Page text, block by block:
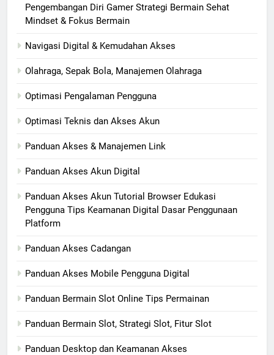
Pengembangan Diri Gamer Strategi Bermain Sehat
Mindset & Fokus Bermain
Navigasi Digital & Kemudahan Akses
Olahraga, Sepak Bola, Manajemen Olahraga
Optimasi Pengalaman Pengguna
Optimasi Teknis dan Akses Akun
Panduan Akses & Manajemen Link
Panduan Akses Akun Digital
Panduan Akses Akun Tutorial Browser Edukasi
Pengguna Tips Keamanan Digital Dasar Penggunaan
Platform
Panduan Akses Cadangan
Panduan Akses Mobile Pengguna Digital
Panduan Bermain Slot Online Tips Permainan
Panduan Bermain Slot, Strategi Slot, Fitur Slot
Panduan Desktop dan Keamanan Akses